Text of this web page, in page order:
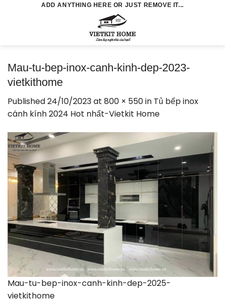
ADD ANYTHING HERE OR JUST REMOVE IT...
Mau-tu-bep-inox-canh-kinh-dep-2023-
vietkithome
Published24/10/2023at 800 × 550in Tủ bếp inox
cánh kính 2024 Hot nhất-Vietkit Home
Mau-tu-bep-inox-canh-kinh-dep-2025-
vietkithome